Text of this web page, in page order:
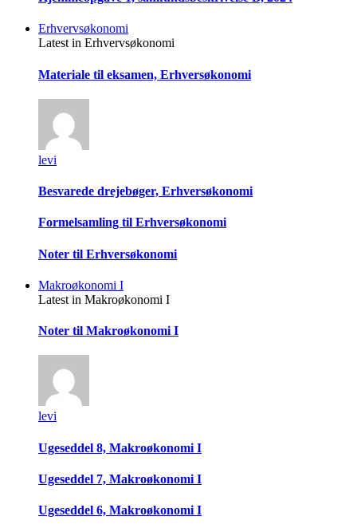
Erhvervsøkonomi
Latest in Erhvervsøkonomi
Materiale til eksamen, Erhversøkonomi
levi
Besvarede drejebøger, Erhversøkonomi
Formelsamling til Erhversøkonomi
Noter til Erhversøkonomi
Makroøkonomi I
Latest in Makroøkonomi I
Noter til Makroøkonomi I
levi
Ugeseddel 8, Makroøkonomi I
Ugeseddel 7, Makroøkonomi I
Ugeseddel 6, Makroøkonomi I